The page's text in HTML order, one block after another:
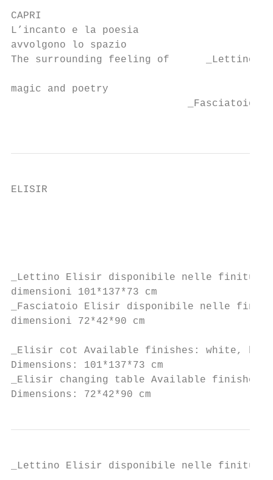
CAPRI
L’incanto e la poesia
avvolgono lo spazio
The surrounding feeling of
magic and poetry
_Fasciatoio
ELISIR
_Lettino Elisir disponibile nelle finiture
dimensioni 101*137*73 cm
_Fasciatoio Elisir disponibile nelle
dimensioni 72*42*90 cm
_Elisir cot Available finishes: white,
Dimensions: 101*137*73 cm
_Elisir changing table Available
Dimensions: 72*42*90 cm
_Lettino Elisir disponibile nelle